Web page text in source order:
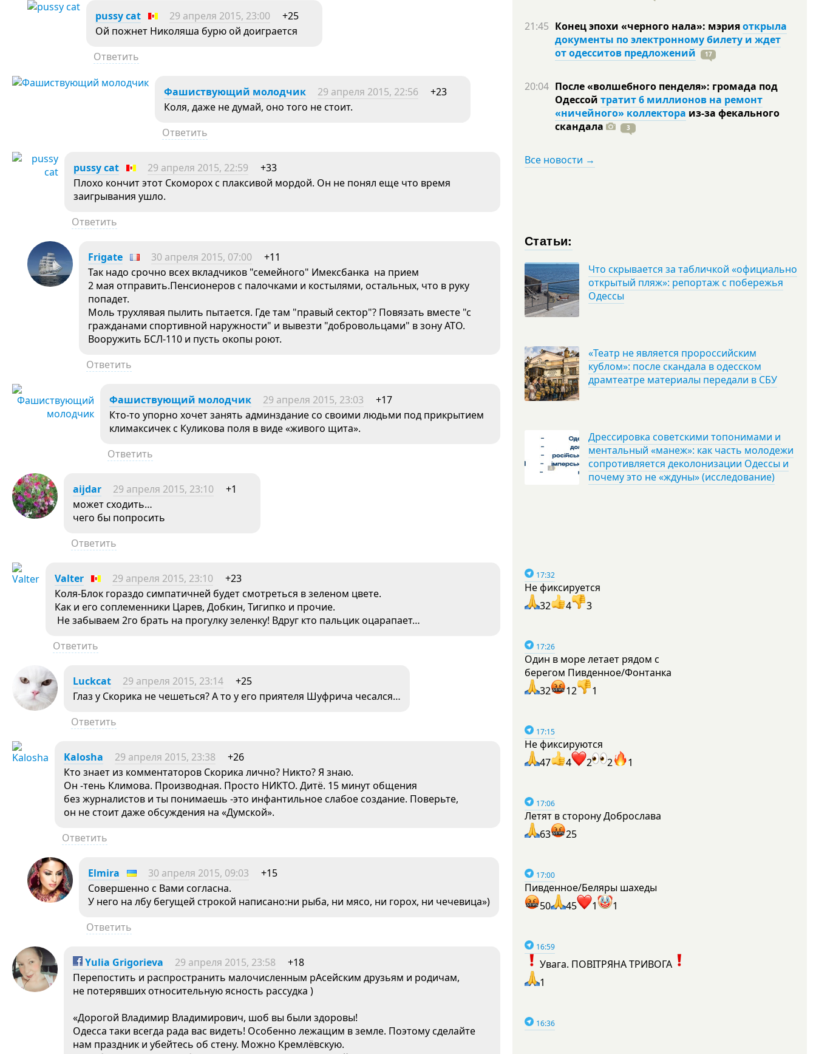
pussy cat 29 апреля 2015, 23:00
+25
Ой пожнет Николяша бурю ой доиграется
Ответить
Фашиствующий молодчик 29 апреля 2015, 22:56
+23
Коля, даже не думай, оно того не стоит.
Ответить
pussy cat 29 апреля 2015, 22:59
+33
Плохо кончит этот Скоморох с плаксивой мордой. Он не понял еще что время
заигрывания ушло.
Ответить
Frigate 30 апреля 2015, 07:00
+11
Так надо срочно всех вкладчиков "семейного" Имексбанка на прием
2 мая отправить.Пенсионеров с палочками и костылями, остальных, что в руку
попадет.
Моль трухлявая пылить пытается. Где там "правый сектор"? Повязать вместе "с
гражданами спортивной наружности" и вывезти "добровольцами" в зону АТО.
Вооружить БСЛ-110 и пусть окопы роют.
Ответить
Фашиствующий молодчик 29 апреля 2015, 23:03
+17
Кто-то упорно хочет занять админздание со своими людьми под прикрытием
климаксичек с Куликова поля в виде «живого щита».
Ответить
aijdar 29 апреля 2015, 23:10
+1
может сходить…
чего бы попросить
Ответить
Valter 29 апреля 2015, 23:10
+23
Коля-Блок гораздо симпатичней будет смотреться в зеленом цвете.
Как и его соплеменники Царев, Добкин, Тигипко и прочие.
Не забываем 2го брать на прогулку зеленку! Вдруг кто пальцик оцарапает…
Ответить
Luckcat 29 апреля 2015, 23:14
+25
Глаз у Скорика не чешеться? А то у его приятеля Шуфрича чесался…
Ответить
Kalosha 29 апреля 2015, 23:38
+26
Кто знает из комментаторов Скорика лично? Никто? Я знаю.
Он -тень Климова. Производная. Просто НИКТО. Дитё. 15 минут общения
без журналистов и ты понимаешь -это инфантильное слабое создание. Поверьте,
он не стоит даже обсуждения на «Думской».
Ответить
Elmira 30 апреля 2015, 09:03
+15
Совершенно с Вами согласна.
У него на лбу бегущей строкой написано:ни рыба, ни мясо, ни горох, ни чечевица»)
Ответить
Yulia Grigorieva 29 апреля 2015, 23:58
+18
Перепостить и распространить малочисленным рАсейским друзьям и родичам,
не потерявших относительную ясность рассудка )
«Дорогой Владимир Владимирович, шоб вы были здоровы!
Одесса таки всегда рада вас видеть! Особенно лежащим в земле. Поэтому сделайте
нам праздник и убейтесь об стену. Можно Кремлёвскую.
21:45 Конец эпохи «черного нала»: мэрияоткрыла
документы по электронному билету и ждет
от одесситов предложений
17
20:04 После «волшебного пенделя»: громада под
Одессой тратит 6 миллионов на ремонт
«ничейного» коллектора из-за фекального
скандала
3
Все новости →
Статьи:
Что скрывается за табличкой «официально
открытый пляж»: репортаж с побережья
Одессы
«Театр не является пророссийским
кублом»: после скандала в одесском
драмтеатре материалы передали в СБУ
Дрессировка советскими топонимами и
ментальный «манеж»: как часть молодежи
сопротивляется деколонизации Одессы и
почему это не «ждуны» (исследование)
17:32
Не фиксируется
32
4 3
17:26
Один в море летает рядом с
берегом Пивденное/Фонтанка
32
12 1
17:15
Не фиксируются
47
4 2 2 1
17:06
Летят в сторону Доброслава
63
25
17:00
Пивденное/Беляры шахеды
50
45 1 1
16:59
Увага. ПОВІТРЯНА ТРИВОГА
1
16:36